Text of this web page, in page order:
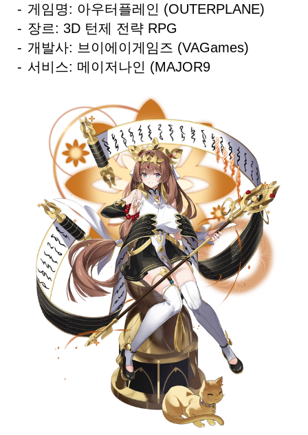
게임명: 아우터플레인 (OUTERPLANE)
장르: 3D 턴제 전략 RPG
개발사: 브이에이게임즈 (VAGames)
서비스: 메이저나인 (MAJOR9